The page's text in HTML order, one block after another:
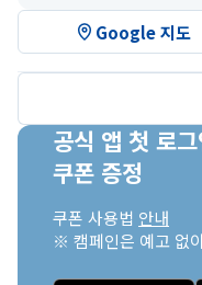
Google 지도
공식 앱 첫 로
쿠폰 증정
쿠폰 사용법 안내
※ 캠페인은 예고 없